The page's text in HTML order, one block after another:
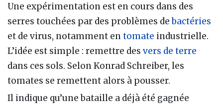
Une expérimentation est en cours dans des
serres touchées par des problèmes debactéries
et de virus, notamment entomate industrielle.
L’idée est simple : remettre des vers de terre
dans ces sols. Selon Konrad Schreiber, les
tomates se remettent alors à pousser.
Il indique qu’une bataille a déjà été gagnée